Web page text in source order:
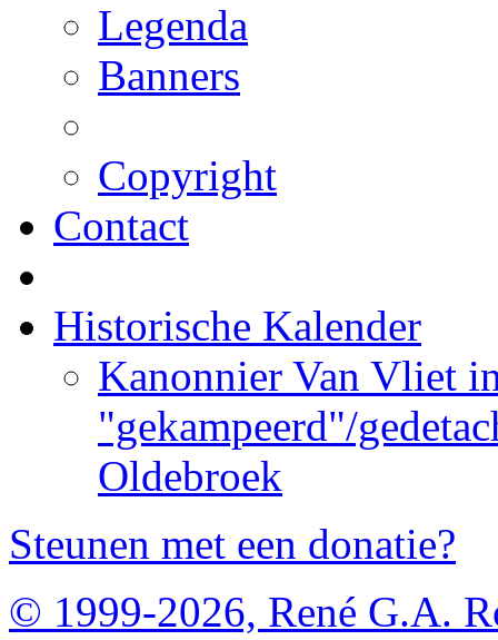
Legenda
Banners
Copyright
Contact
Historische Kalender
Kanonnier Van Vliet
"gekampeerd"/
Oldebroek
Steunen met een donatie?
© 1999-2026, René G.A.